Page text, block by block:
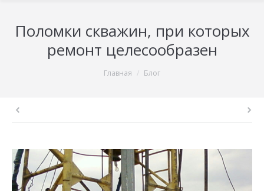
Поломки скважин, при которых
ремонт целесообразен
Главная Блог